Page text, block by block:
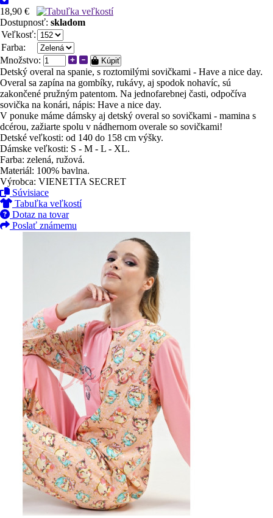
18,90 €
Dostupnosť: skladom
Veľkosť:
Farba:
Množstvo:
Kúpiť
Detský overal na spanie, s roztomilými sovičkami - Have a nice day.
Overal sa zapína na gombíky, rukávy, aj spodok nohavíc, sú
zakončené pružným patentom. Na jednofarebnej časti, odpočíva
sovička na konári, nápis: Have a nice day.
V ponuke máme dámsky aj detský overal so sovičkami - mamina s
dcérou, zažiarte spolu v nádhernom overale so sovičkami!
Detské veľkosti: od 140 do 158 cm výšky.
Dámske veľkosti: S - M - L - XL.
Farba: zelená, ružová.
Materiál: 100% bavlna.
Výrobca: VIENETTA SECRET
Súvisiace
Tabuľka veľkostí
Dotaz na tovar
Poslať známemu